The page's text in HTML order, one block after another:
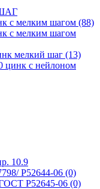
с мелким шагом (88)
с мелким шагом
мелкий шаг (13)
цинк с нейлоном
10.9
Р52644-06 (0)
Р52645-06 (0)